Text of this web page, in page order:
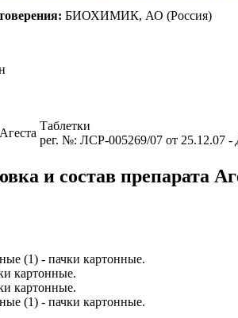
БИОХИМИК, АО (Россия)
Агеста
Таблетки
рег. №: ЛСР-005269/07 от 25.12.07 -
и состав препарата
(1) - пачки картонные.
картонные.
картонные.
(1) - пачки картонные.